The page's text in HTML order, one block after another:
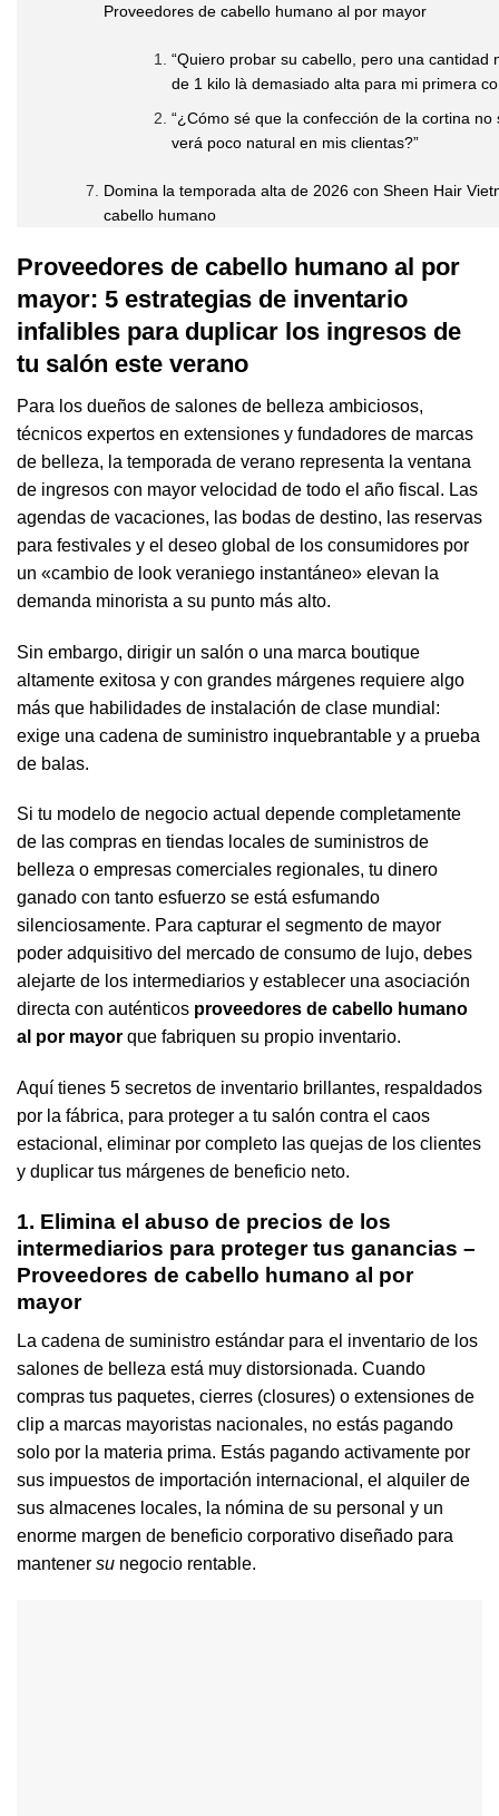
Proveedores de cabello humano al por mayor
“Quiero probar su cabello, pero una cantidad
de 1 kilo là demasiado alta para mi primera
“¿Cómo sé que la confección de la cortina
verá poco natural en mis clientas?”
Domina la temporada alta de 2026 con Sheen Hair
cabello humano
Proveedores de cabello humano al por
mayor: 5 estrategias de inventario
infalibles para duplicar los ingresos de
tu salón este verano
Para los dueños de salones de belleza ambiciosos,
técnicos expertos en extensiones y fundadores de marcas
de belleza, la temporada de verano representa la ventana
de ingresos con mayor velocidad de todo el año fiscal. Las
agendas de vacaciones, las bodas de destino, las reservas
para festivales y el deseo global de los consumidores por
un «cambio de look veraniego instantáneo» elevan la
demanda minorista a su punto más alto.
Sin embargo, dirigir un salón o una marca boutique
altamente exitosa y con grandes márgenes requiere algo
más que habilidades de instalación de clase mundial:
exige una cadena de suministro inquebrantable y a prueba
de balas.
Si tu modelo de negocio actual depende completamente
de las compras en tiendas locales de suministros de
belleza o empresas comerciales regionales, tu dinero
ganado con tanto esfuerzo se está esfumando
silenciosamente. Para capturar el segmento de mayor
poder adquisitivo del mercado de consumo de lujo, debes
alejarte de los intermediarios y establecer una asociación
directa con auténticos proveedores de cabello humano
al por mayor que fabriquen su propio inventario.
Aquí tienes 5 secretos de inventario brillantes, respaldados
por la fábrica, para proteger a tu salón contra el caos
estacional, eliminar por completo las quejas de los clientes
y duplicar tus márgenes de beneficio neto.
1. Elimina el abuso de precios de los
intermediarios para proteger tus ganancias –
Proveedores de cabello humano al por
mayor
La cadena de suministro estándar para el inventario de los
salones de belleza está muy distorsionada. Cuando
compras tus paquetes, cierres (closures) o extensiones de
clip a marcas mayoristas nacionales, no estás pagando
solo por la materia prima. Estás pagando activamente por
sus impuestos de importación internacional, el alquiler de
sus almacenes locales, la nómina de su personal y un
enorme margen de beneficio corporativo diseñado para
mantener su negocio rentable.